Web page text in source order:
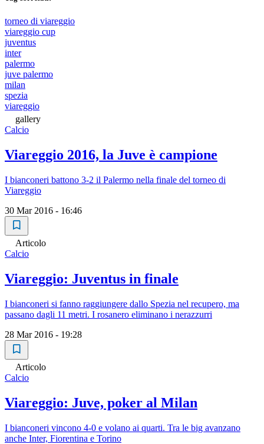
torneo di viareggio
viareggio cup
juventus
inter
palermo
juve palermo
milan
spezia
viareggio
gallery
Calcio
Viareggio 2016, la Juve è campione
I bianconeri battono 3-2 il Palermo nella finale del torneo di
Viareggio
30 Mar 2016 - 16:46
Articolo
Calcio
Viareggio: Juventus in finale
I bianconeri si fanno raggiungere dallo Spezia nel recupero, ma
passano dagli 11 metri. I rosanero eliminano i nerazzurri
28 Mar 2016 - 19:28
Articolo
Calcio
Viareggio: Juve, poker al Milan
I bianconeri vincono 4-0 e volano ai quarti. Tra le big avanzano
anche Inter, Fiorentina e Torino